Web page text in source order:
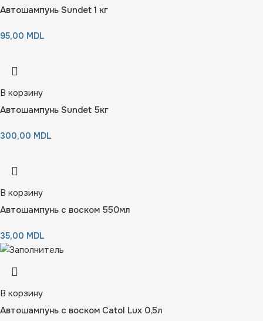
Автошампунь Sundet 1 кг
95,00 MDL
В корзину
Автошампунь Sundet 5кг
300,00 MDL
В корзину
Автошампунь с воском 550мл
35,00 MDL
В корзину
Автошампунь с воском Catol Lux 0,5л